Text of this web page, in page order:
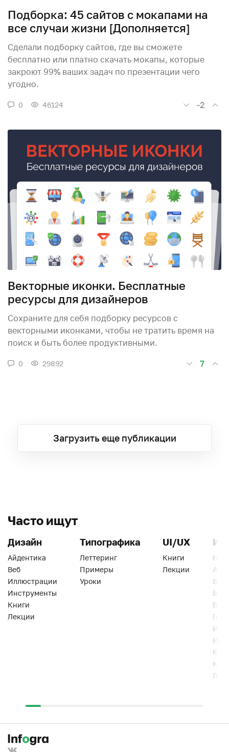
Подборка: 45 сайтов с мокапами на
все случаи жизни [Дополняется]
Сделали подборку сайтов, где вы сможете
бесплатно или платно скачать мокапы, которые
закроют 99% ваших задач по презентации чего
угодно.
0 46124 -2
Векторные иконки. Бесплатные
ресурсы для дизайнеров
Сохраните для себя подборку ресурсов с
векторными иконками, чтобы не тратить время на
поиск и быть более продуктивными.
0 29892 7
Загрузить еще публикации
Часто ищут
Дизайн
Айдентика
Веб
Иллюстрации
Инструменты
Книги
Лекции
Типографика
Леттеринг
Примеры
Уроки
UI/UX
Книги
Лекции
Веб